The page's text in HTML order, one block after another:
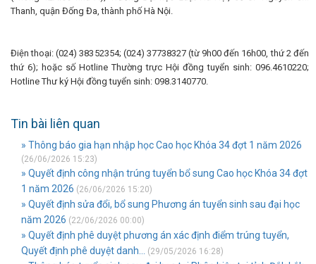
Thanh, quận Đống Đa, thành phố Hà Nội.
Điện thoại: (024) 38352354; (024) 37738327 (từ 9h00 đến 16h00, thứ 2 đến
thứ 6); hoặc số Hotline Thường trực Hội đồng tuyển sinh: 096.4610220;
Hotline Thư ký Hội đồng tuyển sinh: 098.3140770.
Tin bài liên quan
» Thông báo gia hạn nhập học Cao học Khóa 34 đợt 1 năm 2026
(26/06/2026 15:23)
» Quyết định công nhận trúng tuyển bổ sung Cao học Khóa 34 đợt
1 năm 2026 (26/06/2026 15:20)
» Quyết định sửa đổi, bổ sung Phương án tuyển sinh sau đại học
năm 2026 (22/06/2026 00:00)
» Quyết định phê duyệt phương án xác định điểm trúng tuyển,
Quyết định phê duyệt danh...
(29/05/2026 16:28)